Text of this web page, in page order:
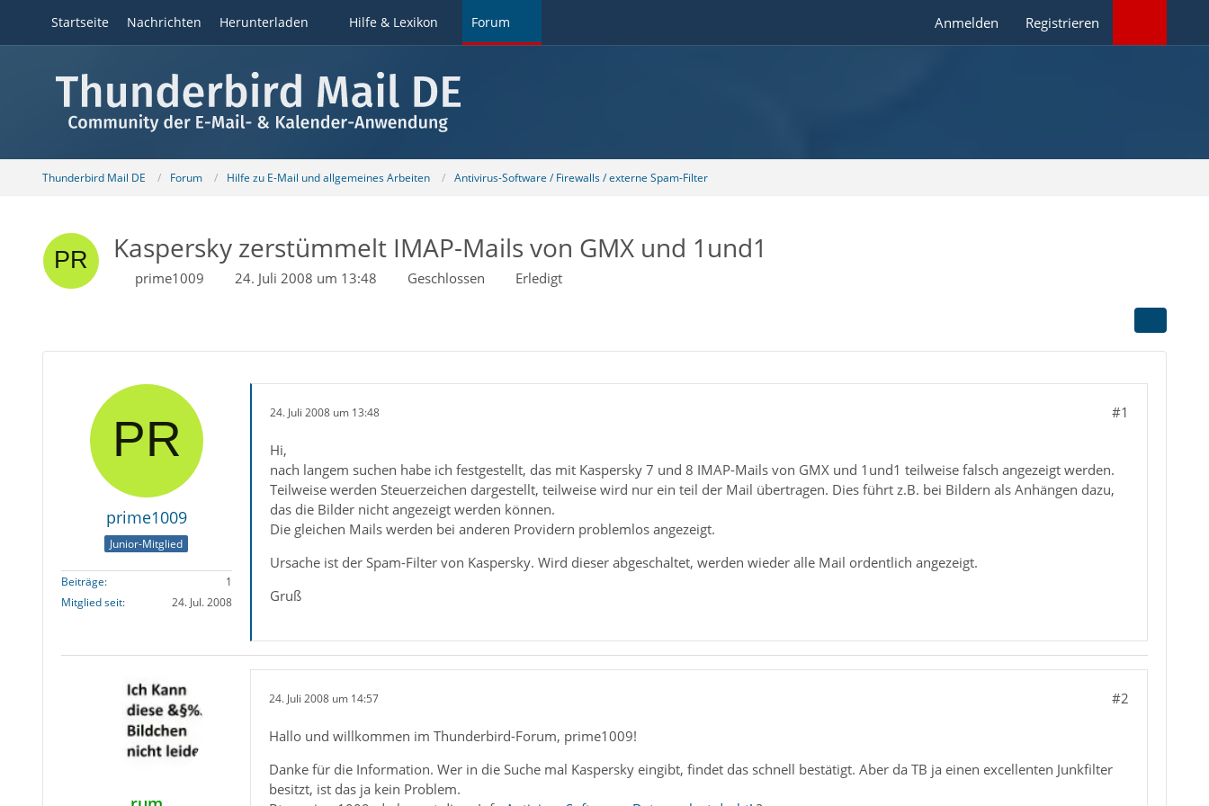
Startseite Nachrichten Herunterladen Hilfe & Lexikon Forum Anmelden Registrieren
Thunderbird Mail DE Forum Hilfe zu E-Mail und allgemeines Arbeiten Antivirus-Software / Firewalls / externe Spam-Filter
Kaspersky zerstümmelt IMAP-Mails von GMX und 1und1
prime1009 24. Juli 2008 um 13:48 Geschlossen Erledigt
prime1009
Junior-Mitglied
Beiträge
1
Mitglied seit
24. Jul. 2008
24. Juli 2008 um 13:48 #1
Hi,
nach langem suchen habe ich festgestellt, das mit Kaspersky 7 und 8 IMAP-Mails von GMX und 1und1 teilweise falsch angezeigt werden.
Teilweise werden Steuerzeichen dargestellt, teilweise wird nur ein teil der Mail übertragen. Dies führt z.B. bei Bildern als Anhängen dazu,
das die Bilder nicht angezeigt werden können.
Die gleichen Mails werden bei anderen Providern problemlos angezeigt.
Ursache ist der Spam-Filter von Kaspersky. Wird dieser abgeschaltet, werden wieder alle Mail ordentlich angezeigt.
Gruß
24. Juli 2008 um 14:57 #2
Hallo und willkommen im Thunderbird-Forum, prime1009!
Danke für die Information. Wer in die Suche mal Kaspersky eingibt, findet das schnell bestätigt. Aber da TB ja einen excellenten Junkfilter
besitzt, ist das ja kein Problem.